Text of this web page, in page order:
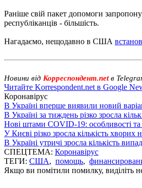
Раніше свій пакет допомоги
республіканців - більшість.
Нагадаємо, нещодавно в США
Новини від Корреспондент.netв
Читайте Korrespondent.net в Google
Коронавірус
В Україні вперше виявили новий
В Україні за тиждень різко зросла
Нові штами COVID-19: особливості та
У Києві різко зросла кількість хворих
В Україні утричі зросла кількість
СПЕЦТЕМА: Коронавірус
ТЕГИ: США, помощь,
Якщо ви помітили помилку, виділіть